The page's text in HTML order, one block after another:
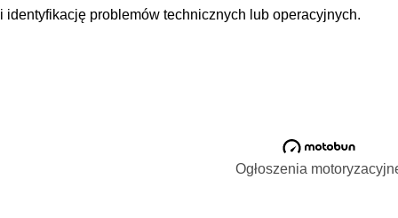
i identyfikację problemów technicznych lub operacyjnych.
Ogłoszenia